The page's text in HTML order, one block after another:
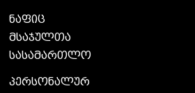
ნაფიც
მსაჯულთა
სასამართლო
პერსონალურ